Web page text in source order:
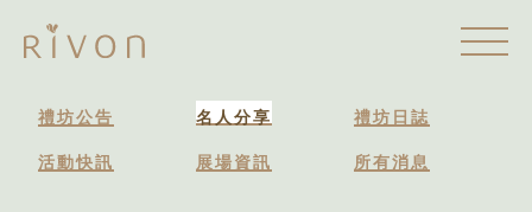
禮坊公告 名人分享 禮坊日誌
活動快訊 展場資訊 所有消息